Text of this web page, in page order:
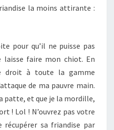
la moins attirante :
pour qu’il ne puisse pas
faire mon chiot. En
droit à toute la gamme
de ma pauvre main.
patte, et que je la mordille,
! Lol ! N’ouvrez pas votre
récupérer sa friandise par